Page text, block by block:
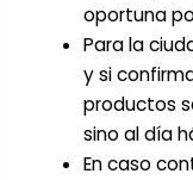
oportuna
Para la
y si
productos
sino al día
En caso